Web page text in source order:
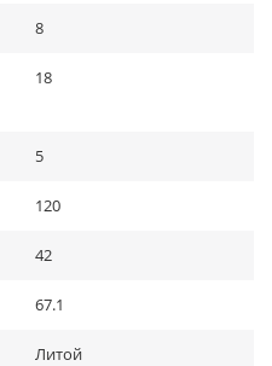
8
18
5
120
42
67.1
Литой